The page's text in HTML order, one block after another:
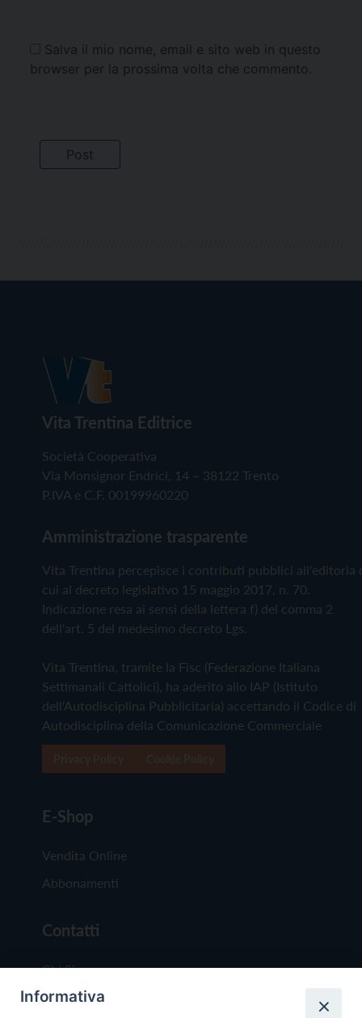
Salva il mio nome, email e sito web in questo
browser per la prossima volta che commento.
Vita Trentina Editrice
Società Cooperativa
Via Monsignor Endrici, 14 – 38122 Trento
P.IVA e C.F. 00199960220
Amministrazione trasparente
Vita Trentina percepisce i contributi pubblici all'editoria
cui al decreto legislativo 15 maggio 2017, n. 70.
Indicazione resa ai sensi della lettera f) del comma 2
dell'art. 5 del medesimo decreto Lgs.
Vita Trentina, tramite la Fisc (Federazione Italiana
Settimanali Cattolici), ha aderito allo IAP (Istituto
dell'Autodisciplina Pubblicitaria) accettando il Codice di
Autodisciplina della Comunicazione Commerciale
E-Shop
Vendita Online
Abbonamenti
Contatti
Chi Siamo
Redazione
Informativa